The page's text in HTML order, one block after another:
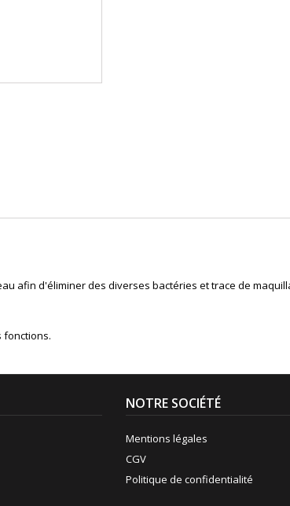
afin d'éliminer des diverses bactéries et trace de
fonctions.
NOTRE SOCIÉTÉ
Mentions légales
CGV
Politique de confidentialité